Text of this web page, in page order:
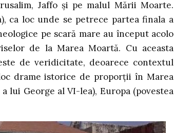
Jaffo și pe malul Mării Moarte.
ca loc unde se petrece partea finala a
pe scară mare au început acolo
de la Marea Moartă. Cu aceasta
de veridicitate, deoarece contextul
drame istorice de proporții în Marea
lui George al VI-lea), Europa (povestea